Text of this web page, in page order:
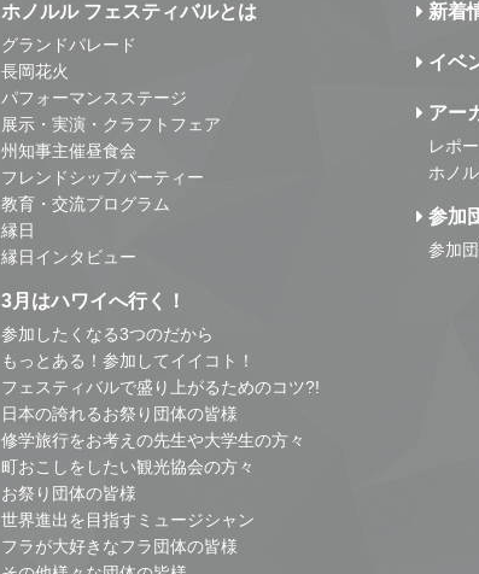
ホノルル フェスティバルとは
グランドパレード
長岡花火
パフォーマンスステージ
展示・実演・クラフトフェア
州知事主催昼食会
フレンドシップパーティー
教育・交流プログラム
縁日
縁日インタビュー
3月はハワイへ行く！
参加したくなる3つのだから
もっとある！参加してイイコト！
フェスティバルで盛り上がるためのコツ?!
日本の誇れるお祭り団体の皆様
修学旅行をお考えの先生や大学生の方々
町おこしをしたい観光協会の方々
お祭り団体の皆様
世界進出を目指すミュージシャン
フラが大好きなフラ団体の皆様
新着
イベ
アー
レポ
ホノ
参加
参加